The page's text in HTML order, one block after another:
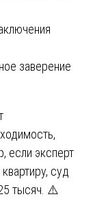
заверение
если эксперт
суд
тысяч. ⚠️